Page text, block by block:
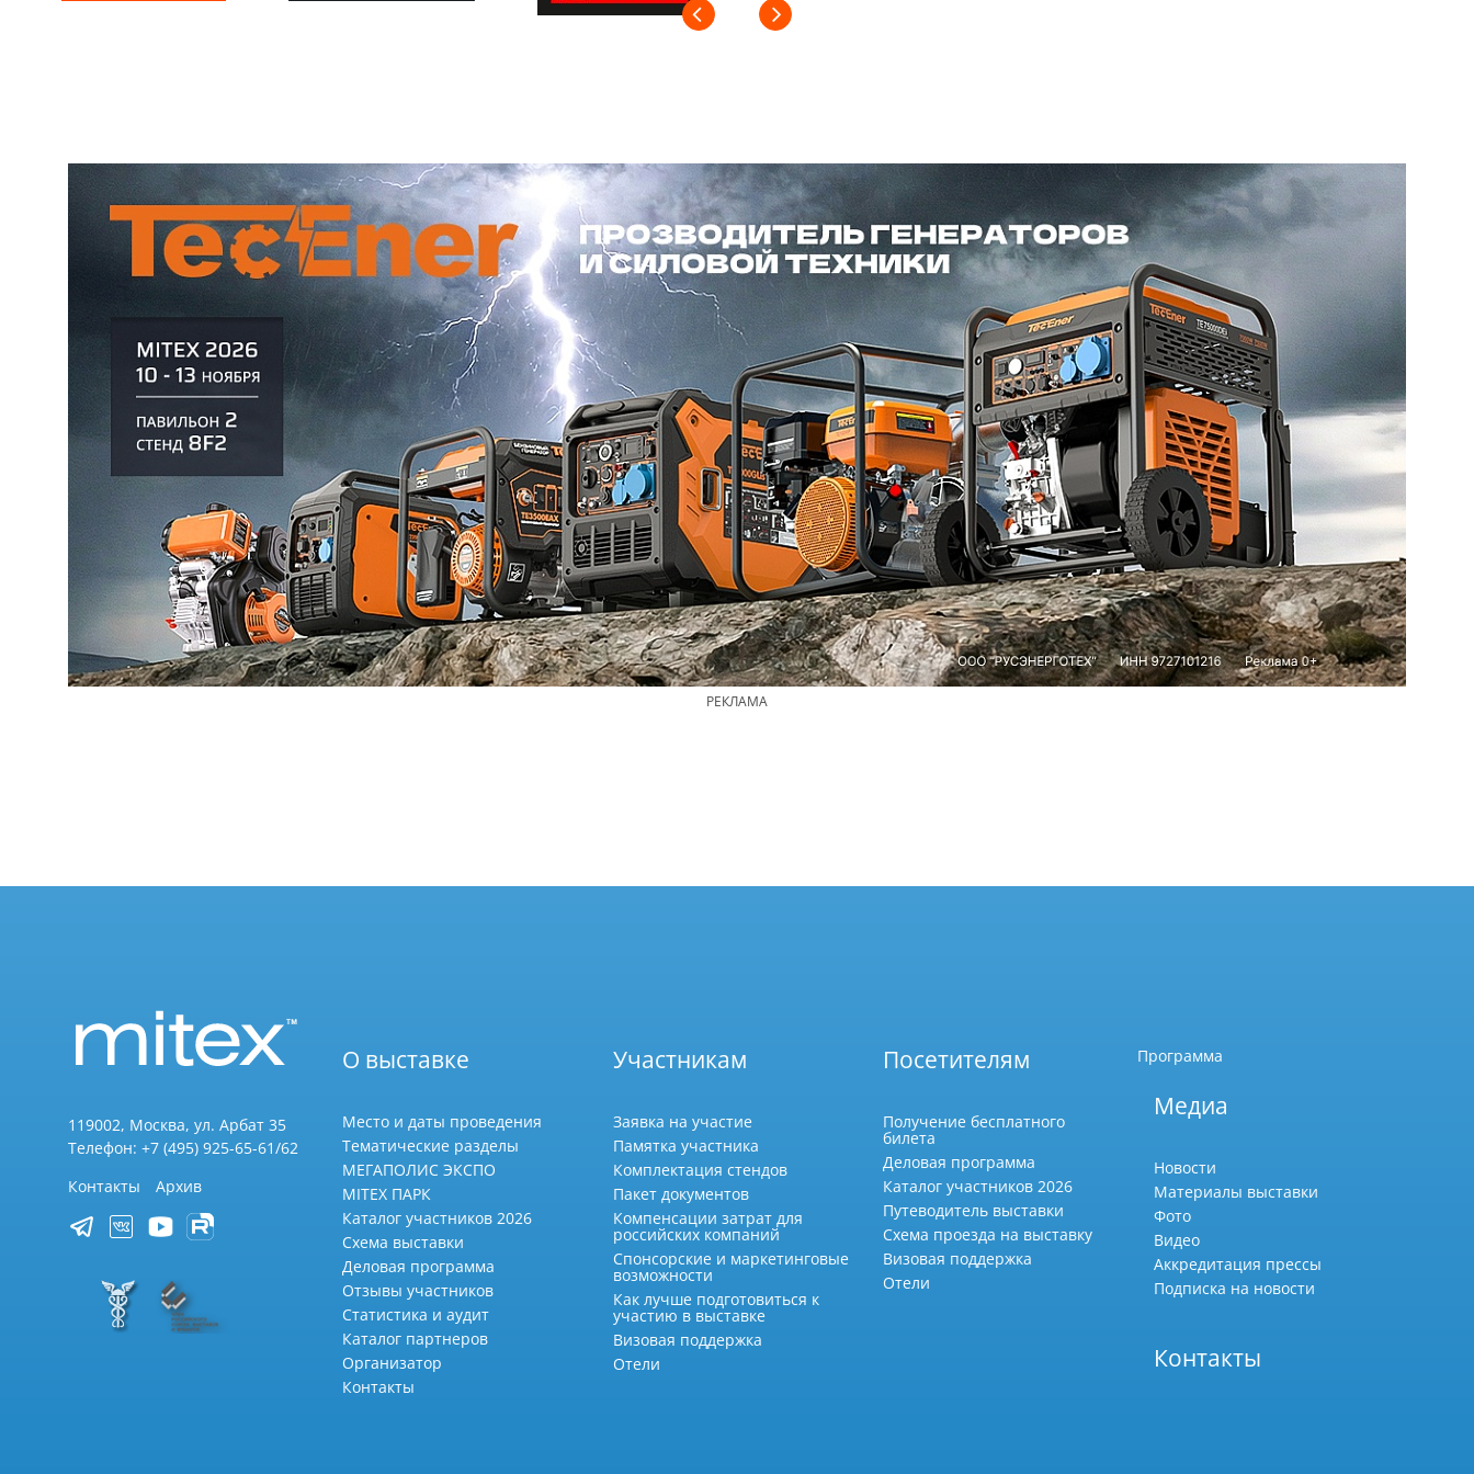
РЕКЛАМА
119002, Москва, ул. Арбат 35
Телефон: +7 (495) 925-65-61/62
Контакты
Архив
О выставке
Место и даты проведения
Тематические разделы
МЕГАПОЛИС ЭКСПО
MITEX ПАРК
Каталог участников 2026
Схема выставки
Деловая программа
Отзывы участников
Статистика и аудит
Каталог партнеров
Организатор
Контакты
Участникам
Заявка на участие
Памятка участника
Комплектация стендов
Пакет документов
Компенсации затрат для
российских компаний
Спонсорские и маркетинговые
возможности
Как лучше подготовиться к
участию в выставке
Визовая поддержка
Отели
Посетителям
Получение бесплатного
билета
Деловая программа
Каталог участников 2026
Путеводитель выставки
Схема проезда на выставку
Визовая поддержка
Отели
Программа
Медиа
Новости
Материалы выставки
Фото
Видео
Аккредитация прессы
Подписка на новости
Контакты